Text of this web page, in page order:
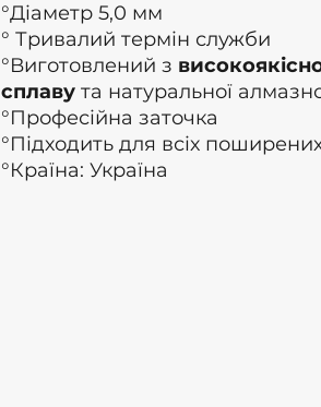
°Діаметр 5,0 мм
° Тривалий термін служби
°Виготовлений з
сплаву та натуральної
°Професійна заточка
°Підходить для всіх
°Країна: Україна